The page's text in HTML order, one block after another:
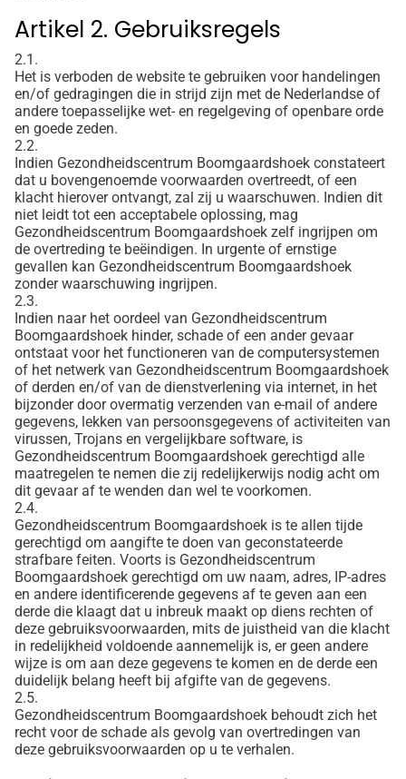
Artikel 2. Gebruiksregels
2.1.
Het is verboden de website te gebruiken voor handelingen
en/of gedragingen die in strijd zijn met de Nederlandse of
andere toepasselijke wet- en regelgeving of openbare orde
en goede zeden.
2.2.
Indien Gezondheidscentrum Boomgaardshoek constateert
dat u bovengenoemde voorwaarden overtreedt, of een
klacht hierover ontvangt, zal zij u waarschuwen. Indien dit
niet leidt tot een acceptabele oplossing, mag
Gezondheidscentrum Boomgaardshoek zelf ingrijpen om
de overtreding te beëindigen. In urgente of ernstige
gevallen kan Gezondheidscentrum Boomgaardshoek
zonder waarschuwing ingrijpen.
2.3.
Indien naar het oordeel van Gezondheidscentrum
Boomgaardshoek hinder, schade of een ander gevaar
ontstaat voor het functioneren van de computersystemen
of het netwerk van Gezondheidscentrum Boomgaardshoek
of derden en/of van de dienstverlening via internet, in het
bijzonder door overmatig verzenden van e-mail of andere
gegevens, lekken van persoonsgegevens of activiteiten van
virussen, Trojans en vergelijkbare software, is
Gezondheidscentrum Boomgaardshoek gerechtigd alle
maatregelen te nemen die zij redelijkerwijs nodig acht om
dit gevaar af te wenden dan wel te voorkomen.
2.4.
Gezondheidscentrum Boomgaardshoek is te allen tijde
gerechtigd om aangifte te doen van geconstateerde
strafbare feiten. Voorts is Gezondheidscentrum
Boomgaardshoek gerechtigd om uw naam, adres, IP-adres
en andere identificerende gegevens af te geven aan een
derde die klaagt dat u inbreuk maakt op diens rechten of
deze gebruiksvoorwaarden, mits de juistheid van die klacht
in redelijkheid voldoende aannemelijk is, er geen andere
wijze is om aan deze gegevens te komen en de derde een
duidelijk belang heeft bij afgifte van de gegevens.
2.5.
Gezondheidscentrum Boomgaardshoek behoudt zich het
recht voor de schade als gevolg van overtredingen van
deze gebruiksvoorwaarden op u te verhalen.